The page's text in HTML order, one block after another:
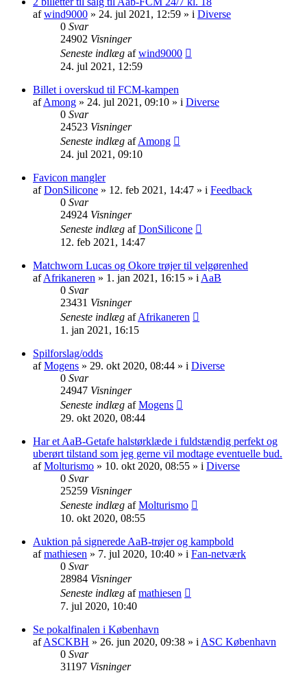
afwind9000 » 24. jul 2021, 12:59 » i Diverse
0 Svar
24902 Visninger
Seneste indlæg afwind9000
24. jul 2021, 12:59
Billet i overskud til FCM-kampen
afAmong » 24. jul 2021, 09:10 » i Diverse
0 Svar
24523 Visninger
Seneste indlæg afAmong
24. jul 2021, 09:10
Favicon mangler
afDonSilicone » 12. feb 2021, 14:47 » i Feedback
0 Svar
24924 Visninger
Seneste indlæg afDonSilicone
12. feb 2021, 14:47
Matchworn Lucas og Okore trøjer til velgørenhed
afAfrikaneren » 1. jan 2021, 16:15 » i AaB
0 Svar
23431 Visninger
Seneste indlæg afAfrikaneren
1. jan 2021, 16:15
Spilforslag/odds
afMogens » 29. okt 2020, 08:44 » i Diverse
0 Svar
24947 Visninger
Seneste indlæg afMogens
29. okt 2020, 08:44
Har et AaB-Getafe halstørklæde i fuldstændig perfekt og
uberørt tilstand som jeg gerne vil modtage eventuelle bud.
afMolturismo » 10. okt 2020, 08:55 » i Diverse
0 Svar
25259 Visninger
Seneste indlæg afMolturismo
10. okt 2020, 08:55
Auktion på signerede AaB-trøjer og kampbold
afmathiesen » 7. jul 2020, 10:40 » i Fan-netværk
0 Svar
28984 Visninger
Seneste indlæg afmathiesen
7. jul 2020, 10:40
Se pokalfinalen i København
afASCKBH » 26. jun 2020, 09:38 » i ASC København
0 Svar
31197 Visninger